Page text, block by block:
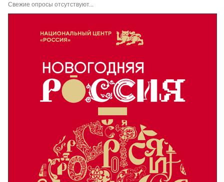
Свежие опросы отсутствуют...